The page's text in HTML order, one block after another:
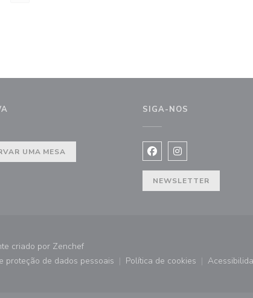
UMA MESA
SIGA-NOS
Facebook ((abre numa
Instagram ((abre
NEWSLETTER
criado por Zenchef((abre numa nova janela))
proteção de dados pessoais
((abre numa nova janela))
Política de cookies
((abre numa nova